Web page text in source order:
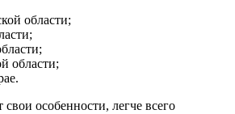
области;
области;
особенности, легче всего